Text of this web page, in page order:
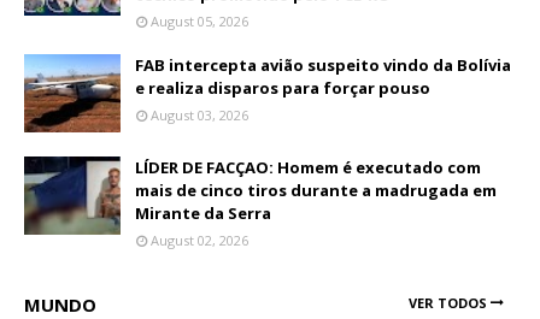
August 05, 2026
FAB intercepta avião suspeito vindo da Bolívia
e realiza disparos para forçar pouso
August 03, 2026
LÍDER DE FACÇAO: Homem é executado com
mais de cinco tiros durante a madrugada em
Mirante da Serra
August 02, 2026
MUNDO VER TODOS